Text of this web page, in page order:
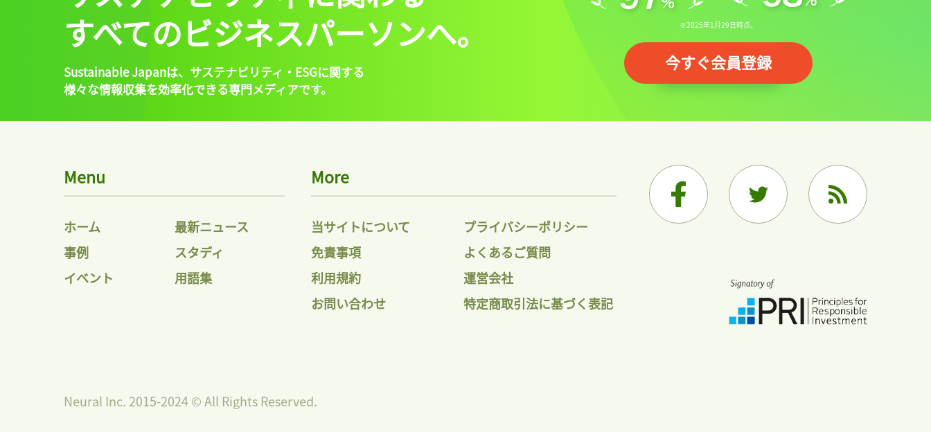
すべてのビジネスパーソンへ。
Sustainable Japanは、 サステナビリティ・ESGに関する
様々な情報収集を効率化できる専門メディアです。
※2025年1月29日時点。
今すぐ会員登録
Menu
ホーム
最新ニュース
事例
スタディ
イベント
用語集
More
当サイトについて
プライバシーポリシー
免責事項
よくあるご質問
利用規約
運営会社
お問い合わせ
特定商取引法に基づく表記
Neural Inc. 2015-2024 © All Rights Reserved.